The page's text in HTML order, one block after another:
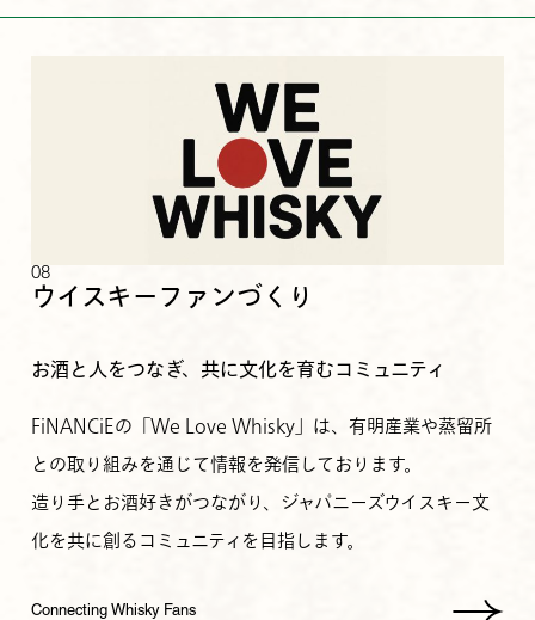
08
ウイスキーファンづくり
お酒と人をつなぎ、共に文化を育むコミュニティ
FiNANCiEの「We Love Whisky」は、有明産業や蒸留所
との取り組みを通じて情報を発信しております。
造り手とお酒好きがつながり、ジャパニーズウイスキー文
化を共に創るコミュニティを目指します。
Connecting Whisky Fans